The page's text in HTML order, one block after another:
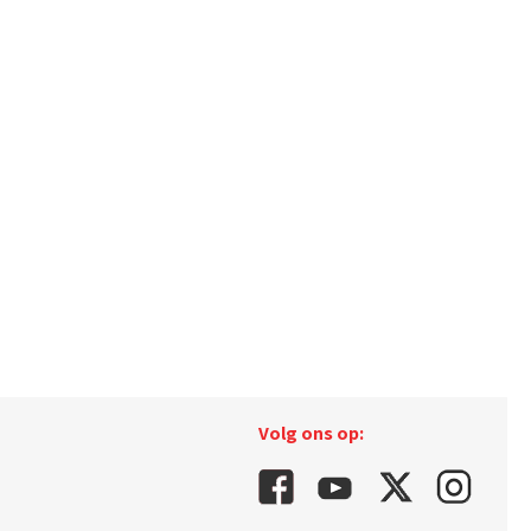
Volg ons op: